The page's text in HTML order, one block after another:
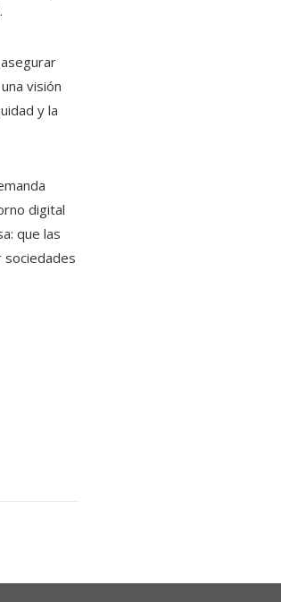
visión
y la
digital
que las
sociedades